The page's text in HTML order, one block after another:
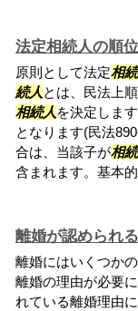
法定相続人の順
原則として法定相
続人 とは、民法上
相続人 を決定しま
となります(民法
合は、当該子が相
含まれます。基本
離婚が認められ
離婚にはいくつかの
離婚の理由が必要
れている離婚理由